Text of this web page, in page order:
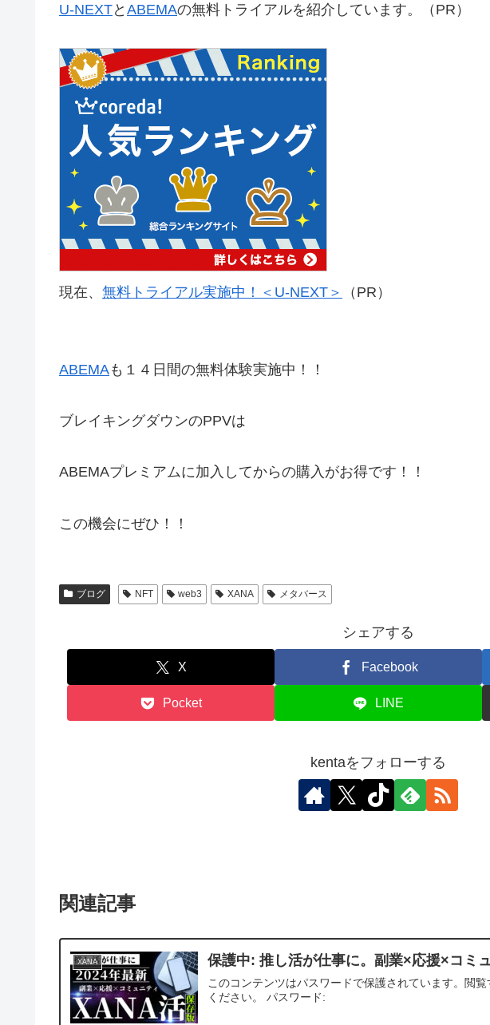
U-NEXTと ABEMAの無料トライアルを紹介しています。（PR）
現在、 無料トライアル実施中！＜U-NEXT＞ （PR）
ABEMAも１４日間の無料体験実施中！！
ブレイキングダウンのPPVは
ABEMAプレミアムに加入してからの購入がお得です！！
この機会にぜひ！！
ブログ NFT web3 XANA メタバース
シェアする
X Facebook
Pocket LINE
kentaをフォローする
関連記事
XANA 保護中: 推し活が仕事に。副業×応援×コミ
このコンテンツはパスワードで保護されています。閲
ください。 パスワード: